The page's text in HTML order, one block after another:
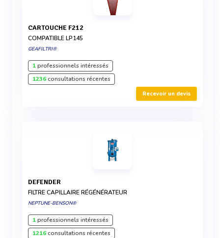
CARTOUCHE F212
COMPATIBLE LP145
GEAFILTRI®
1professionnels intéressés
1236consultations récentes
Recevoir un devis
DEFENDER
FILTRE CAPILLAIRE RÉGÉNÉRATEUR
NEPTUNE-BENSON®
1professionnels intéressés
1216consultations récentes